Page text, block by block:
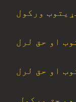
ورکول
او حق لرل
او حق لرل